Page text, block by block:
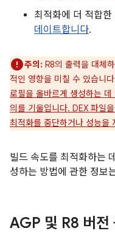
최적화에 더 적합
데이트합니다.
주의: R8의 출력을 대체
적인 영향을 미칠 수 있습니
로필을 올바르게 생성하는
의를 기울입니다. DEX 파일
최적화를 중단하거나 성능을
빌드 속도를 최적화하는
성하는 방법에 관한 정보
AGP 및 R8 버전